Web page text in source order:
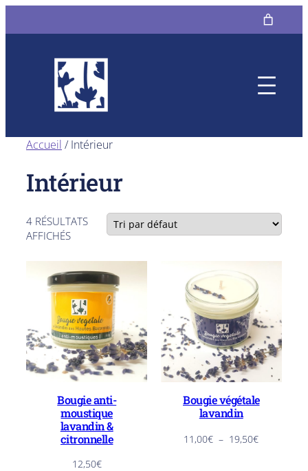
Accueil / Intérieur
Intérieur
4 RÉSULTATS
AFFICHÉS
Bougie anti-
moustique
lavandin &
citronnelle
12,50€
Bougie végétale
lavandin
11,00€ – 19,50€Plage